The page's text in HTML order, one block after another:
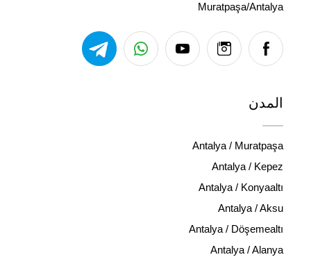
Muratpaşa/Antalya
المدن
Antalya / Muratpaşa
Antalya / Kepez
Antalya / Konyaaltı
Antalya / Aksu
Antalya / Döşemealtı
Antalya / Alanya